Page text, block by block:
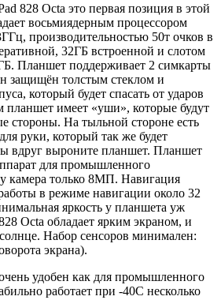
828 Octa это первая позиция в этой
восьмиядерным процессором
производительностью 50т очков в
32ГБ встроенной и слотом
Планшет поддерживает 2 симкарты
защищён толстым стеклом и
который будет спасать от ударов
планшет имеет «уши», которые будут
стороны. На тыльной стороне есть
руки, который так же будет
вдруг выроните планшет. Планшет
для промышленного
камера только 8МП. Навигация
в режиме навигации около 32
яркость у планшета уж
Octa обладает ярким экраном, и
Набор сенсоров минимален:
экрана).
удобен как для промышленного
работает при -40C несколько